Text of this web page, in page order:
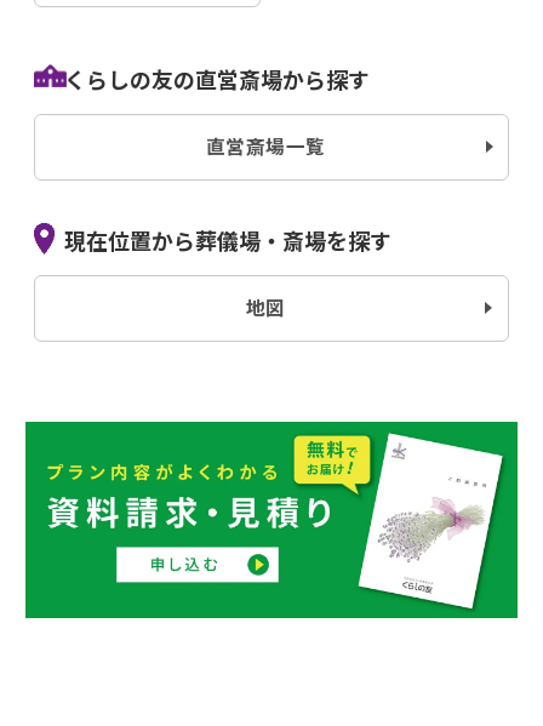
くらしの友の直営斎場から探す
直営斎場一覧
現在位置から葬儀場・斎場を探す
地図